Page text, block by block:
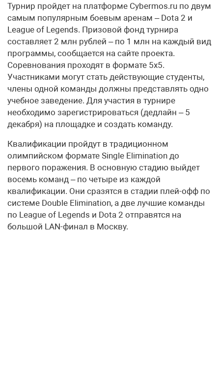
Турнир пройдет на платформе Cybermos.ru по двум
самым популярным боевым аренам – Dota 2 и
League of Legends. Призовой фонд турнира
составляет 2 млн рублей – по 1 млн на каждый вид
программы, сообщается на сайте проекта.
Соревнования проходят в формате 5х5.
Участниками могут стать действующие студенты,
члены одной команды должны представлять одно
учебное заведение. Для участия в турнире
необходимо зарегистрироваться (дедлайн – 5
декабря) на площадке и создать команду.
Квалификации пройдут в традиционном
олимпийском формате Single Elimination до
первого поражения. В основную стадию выйдет
восемь команд – по четыре из каждой
квалификации. Они сразятся в стадии плей-офф по
системе Double Elimination, а две лучшие команды
по League of Legends и Dota 2 отправятся на
большой LAN-финал в Москву.